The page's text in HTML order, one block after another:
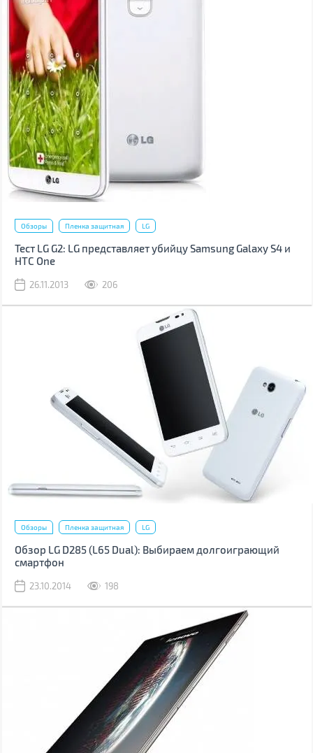
Обзоры Пленка защитная LG
Тест LG G2: LG представляет убийцу Samsung Galaxy S4 и
HTC One
26.11.2013 206
Обзоры Пленка защитная LG
Обзор LG D285 (L65 Dual): Выбираем долгоиграющий
смартфон
23.10.2014 198